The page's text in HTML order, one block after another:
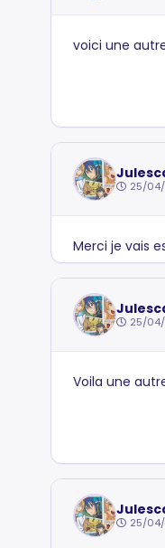
voici une
25/
Merci je vais
25/
Voila une
25/